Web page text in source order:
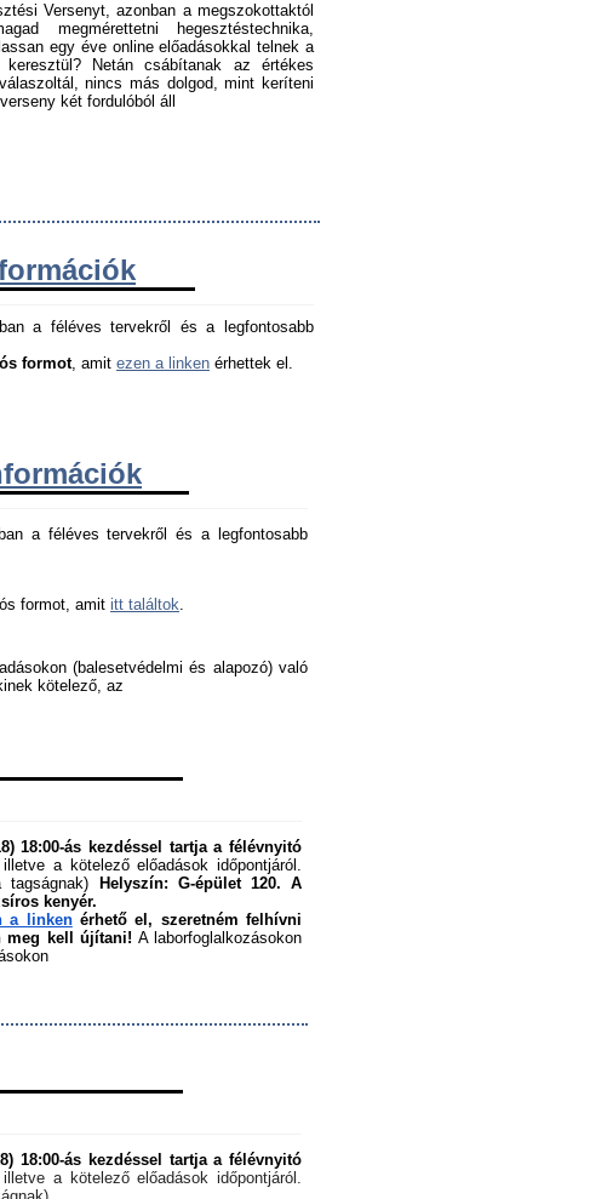
Versenyt, azonban a megszokottaktól
megmérettetni hegesztéstechnika,
egy éve online előadásokkal telnek a
Netán csábítanak az értékes
nincs más dolgod, mint keríteni
két fordulóból áll
a féléves tervekről és a legfontosabb
formot, amit ezen a linken érhettek el.
a féléves tervekről és a legfontosabb
formot, amit itt találtok.
(balesetvédelmi és alapozó) való
kötelező, az
18:00-ás kezdéssel tartja a félévnyitó
a kötelező előadások időpontjáról.
tagságnak) Helyszín: G-épület 120.
A
kenyér.
a linken érhető el, szeretném felhívni
meg kell újítani! A laborfoglalkozásokon
18:00-ás kezdéssel tartja a félévnyitó
a kötelező előadások időpontjáról.